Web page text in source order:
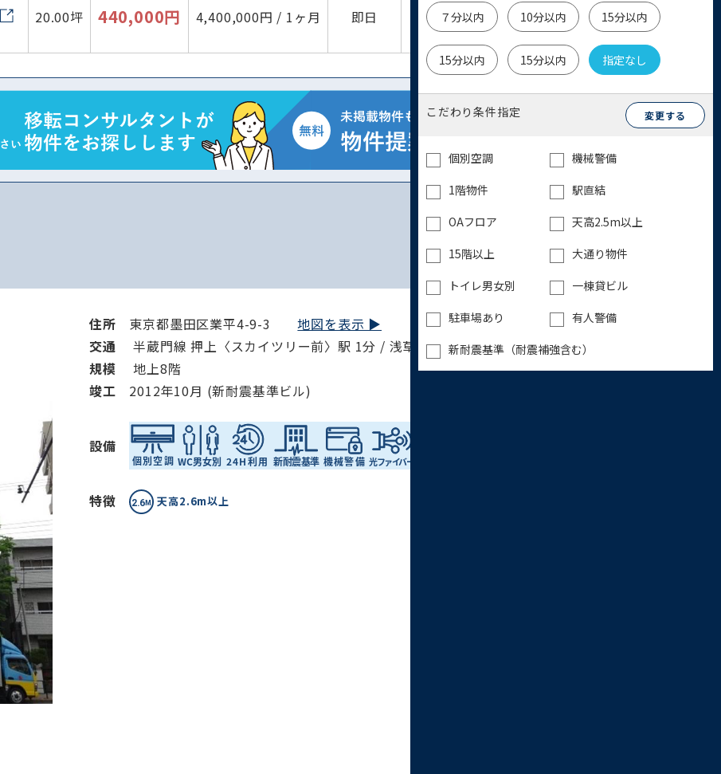
７分以内 10分以内 15分以内
15分以内 15分以内 指定なし
こだわり条件指定 変更する
個別空調
機械警備
1階物件
駅直結
OAフロア
天高2.5m以上
15階以上
大通り物件
トイレ男女別
一棟貸ビル
駐車場あり
有人警備
新耐震基準（耐震補強含む）
条件を絞り込む
20.00坪 440,000円 4,400,000円 / 1ヶ月 即日
詳細を
見る
物件
お問い合わせ
住所 東京都墨田区業平4-9-3地図を表示 ▶︎
交通
半蔵門線 押上〈スカイツリー前〉駅 1分 / 浅草線 押上（スカイツリー前）駅 5分
規模
地上8階
竣⼯ 2012年10月 (新耐震基準ビル)
設備
特徴 天高2.6m以上